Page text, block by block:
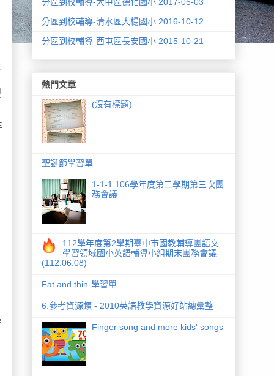
分區到校輔導-清水區大楊國小 2016-10-12
分區到校輔導-西屯區長安國小 2015-10-21
熱門文章
(沒有標題)
聖誕節學習單
1-1-1 106學年度第二學期第三次團
務會議
112學年度第2學期臺中市國教輔導團語文
學習領域國小英語輔導小組期末團務會議
(112.06.08)
Fat and thin-學習單
6.參考資源類 - 2010英語教學資源好站總彙整
Finger song and more kids' songs